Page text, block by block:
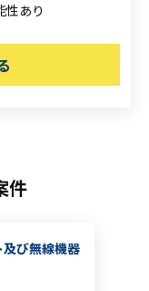
性あり
件
び無線機器